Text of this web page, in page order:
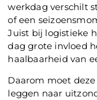
werkdag verschilt
of een
Juist bij logistieke
dag grote invloed
haalbaarheid van
Daarom moet
leggen naar